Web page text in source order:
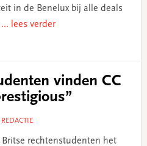
in de Benelux bij alle deals
... lees verder
vinden CC
rechtenstudenten het